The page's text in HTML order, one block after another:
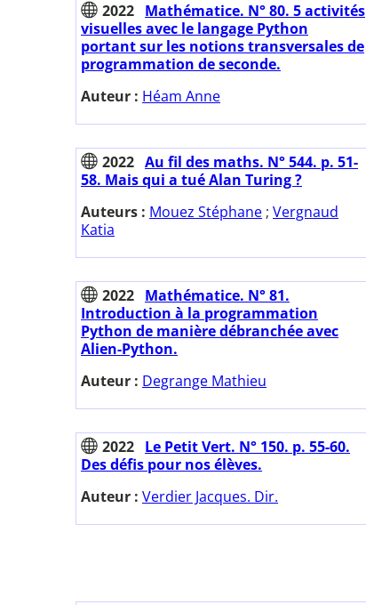
2022 Mathématice. N° 80. 5 activités
visuelles avec le langage Python
portant sur les notions transversales de
programmation de seconde.
Auteur : Héam Anne
2022 Au fil des maths. N° 544. p. 51-
58. Mais qui a tué Alan Turing ?
Auteurs : Mouez Stéphane ; Vergnaud
Katia
2022 Mathématice. N° 81.
Introduction à la programmation
Python de manière débranchée avec
Alien-Python.
Auteur : Degrange Mathieu
2022 Le Petit Vert. N° 150. p. 55-60.
Des défis pour nos élèves.
Auteur : Verdier Jacques. Dir.